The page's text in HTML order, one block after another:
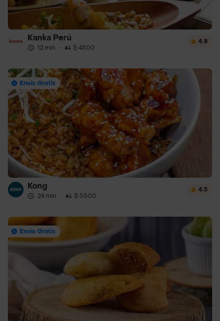
Kanka Perú
12 min · $ 4500
4.8
Envío Gratis
Kong
24 min · $ 5500
4.5
Envío Gratis